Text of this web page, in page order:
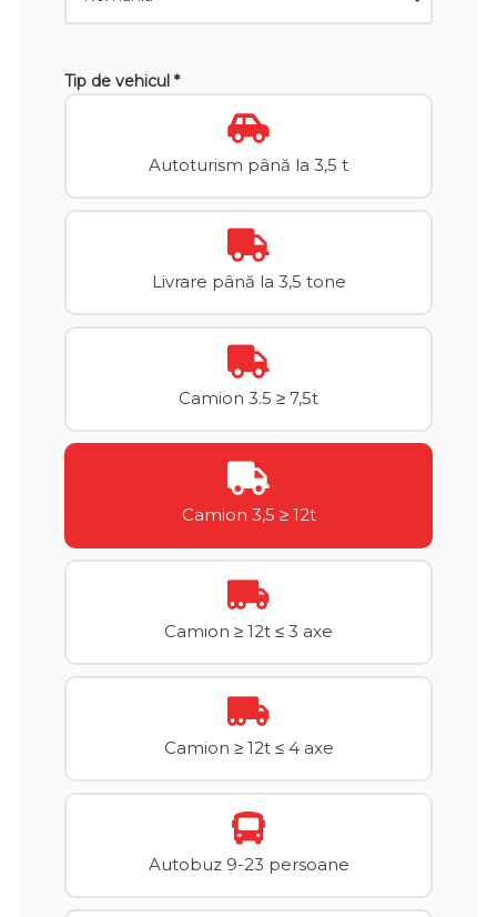
Tip de vehicul *
Autoturism până la 3,5 t
Livrare până la 3,5 tone
Camion 3.5 ≥ 7,5t
Camion 3,5 ≥ 12t
Camion ≥ 12t ≤ 3 axe
Camion ≥ 12t ≤ 4 axe
Autobuz 9-23 persoane